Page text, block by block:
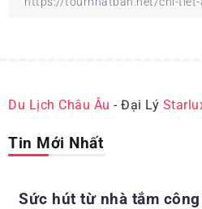
Du Lịch Châu Âu - Đại Lý
Tin Mới Nhất
Sức hút từ nhà tắm